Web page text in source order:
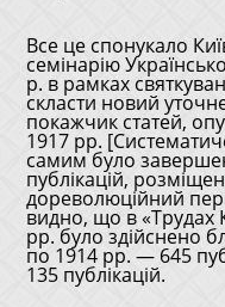
Все це спонукало
семінарію
р. в рамках
скласти новий
покажчик статей,
1917 рр.
самим було
публікацій,
дореволюційний
видно, що в «Трудах
рр. було здійснено
по 1914 рр. — 645
135 публікацій.